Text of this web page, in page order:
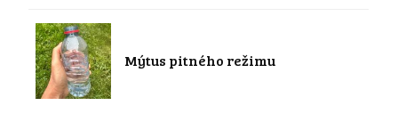
Mýtus pitného režimu